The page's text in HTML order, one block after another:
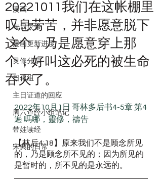
漫画
每日灵修
漫画更新进度
灵修分享
日化组
主日证道的回应
周六查经小组笔记
带娃读经
宋典的日常
20221011我们在这帐棚里
叹息劳苦，并非愿意脱下
这个，乃是愿意穿上那
个，好叫这必死的被生命
吞灭了。
2022年10月1日 哥林多后书4-5章 第4
遍 嗎哪，靈修，禱告
【林后4:18】原来我们不是顾念所见
的，乃是顾念所不见的；因为所见的
是暂时的，所不见的是永远的。